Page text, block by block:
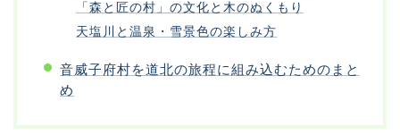
「森と匠の村」の文化と木のぬくもり
天塩川と温泉・雪景色の楽しみ方
音威子府村を道北の旅程に組み込むためのまと
め